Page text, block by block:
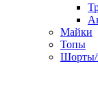
Майки
Топы